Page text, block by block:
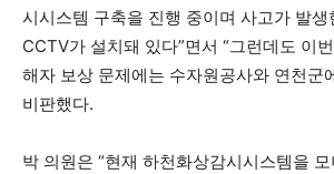
시시스템 구축을 진행 중이며 사고가 발생
CCTV가 설치돼 있다”면서 “그런데도 이
해자 보상 문제에는 수자원공사와 연천군
비판했다.
박 의원은 “현재 하천화상감시시스템을